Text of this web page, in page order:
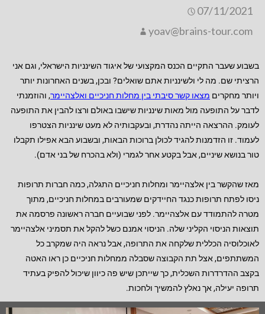
07/11/2021
yoav@brains-tour.com
בשבוע שעבר התקיים הכנס המקצועי של איגוד השינניות הישראלי, וגם אני
הרציתי שם. מה לי ולשינניות אתם שואלים? ובכן, בשנים האחרונות יותר
ויותר מחקרים מצאו קשר סיבתי בין מחלות חניכיים ואלצהיימר, והוזמנתי
לדבר על התופעה מול מאות שינניות שישבו באולם ורצו להבין את התופעה
לעומק. ההרצאה הייתה נהדרת, ובעקבותיה לא מעט שינניות הצטרפו
לעמוד. זו הזדמנות להגיד לכולן ברוכות הבאות, ובשבוע הבא אפילו תקבלו
טור בנושא שיניים, אבל בקטע אחר לגמרי (ולא בהכרח של בני אדם).
מאז שהקשר בין אלצהיימר ומחלות חניכיים התגלה, כמה חברות תרופות
ניסו לפתח תרופות כנגד החיידקים שמעורבים במחלות חניכיים, מתוך
מטרה להתמודד עם אלצהיימר. לפני שבועיים חברה ראשונה פרסמה את
תוצאות הניסוי הקליני שלה. הניסוי אמנם כשל להקל את תסמיני אלצהיימר
לאוכלוסיה הכללית שלקחה את התרופה, אבל נראה היה שמקרב כל
המשתתפים, אצל תת הקבוצה שסבלה ממחלות חניכיים כן ראו האטה
בקצב ההדרדרות השכלית, כך שייתכן שיש פה כיוון שיכול להפיק בעתיד
תרופה יעילה, אך נאלץ להמשיך ולחכות.